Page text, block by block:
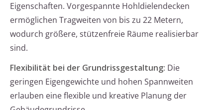
Eigenschaften. Vorgespannte Hohldielendecken
ermöglichen Tragweiten von bis zu 22 Metern,
wodurch größere, stützenfreie Räume realisierbar
sind.
Flexibilität bei der Grundrissgestaltung: Die
geringen Eigengewichte und hohen Spannweiten
erlauben eine flexible und kreative Planung der